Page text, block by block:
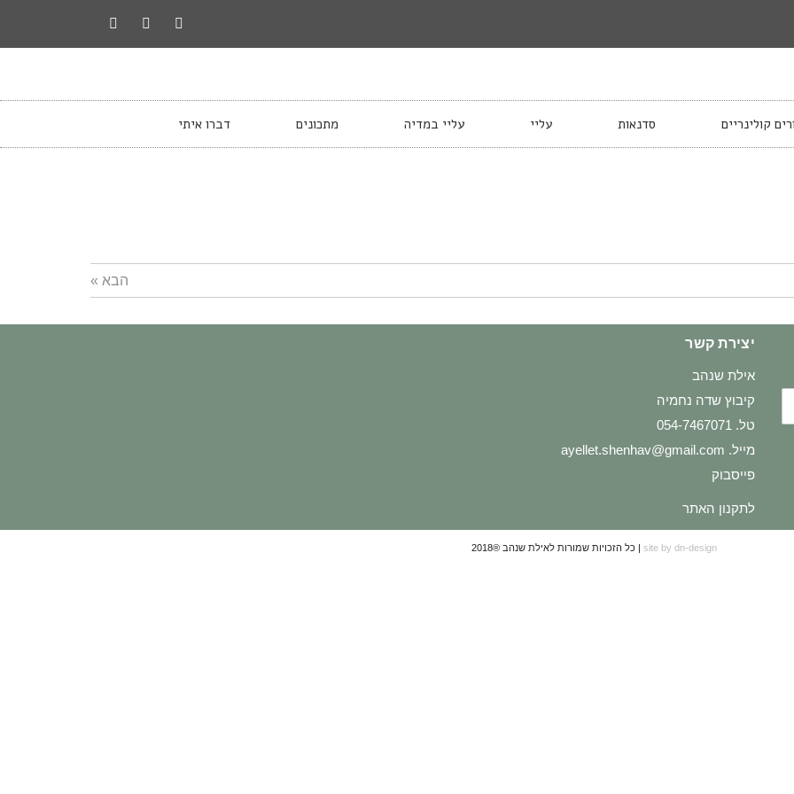
קולינריים סדנאות עליי עליי במדיה מתכונים דברו איתי
הבא »
יצירת קשר
אילת שנהב
קיבוץ שדה נחמיה
טל. 054-7467071
מייל. ayellet.shenhav@gmail.com
פייסבוק
לתקנון האתר
site by dn-design | כל הזכויות שמורות לאילת שנהב ®2018